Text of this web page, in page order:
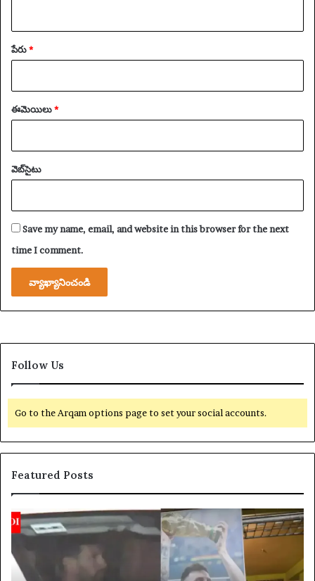
పేరు*
ఈమెయిలు*
వెబ్‌సైటు
Save my name, email, and website in this browser for the next
time I comment.
Follow Us
Go to the Arqam options page to set your social accounts.
Featured Posts
లి
యో
ల్
మె